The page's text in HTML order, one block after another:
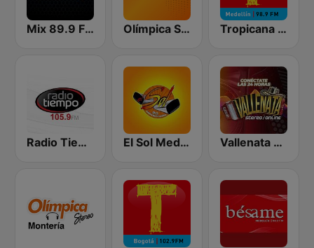
Mix 89.9 FM Medellin Olímpica Stereo Bogotá 105.9 FM Tropicana Medellín
Radio Tiempo Medellín El Sol Medellín Vallenata Stereo